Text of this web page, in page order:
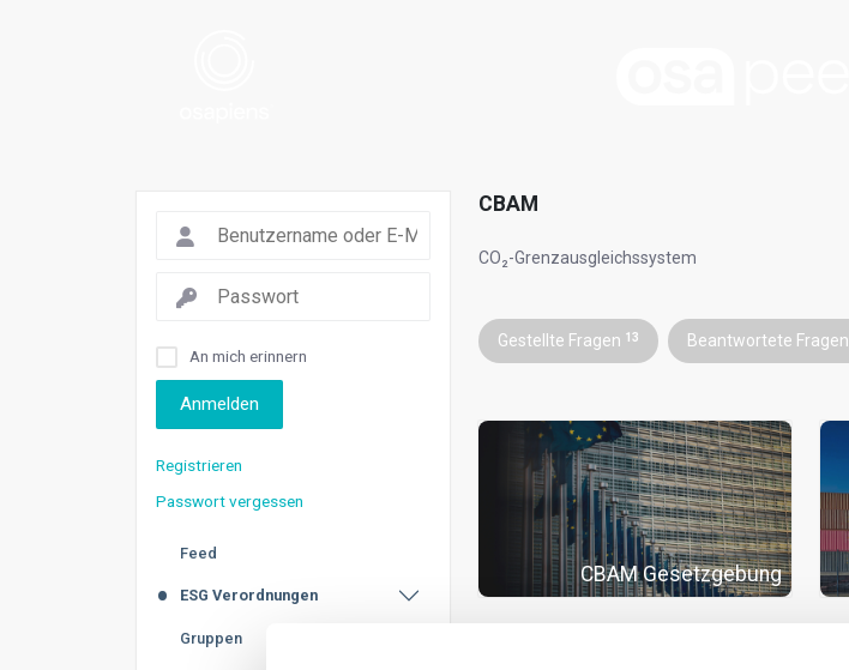
CBAM
CO₂-Grenzausgleichssystem
Gestellte Fragen 13 Beantwortete Fragen
CBAM Gesetzgebung
An mich erinnern
Anmelden
Registrieren
Passwort vergessen
Feed
ESG Verordnungen
Gruppen